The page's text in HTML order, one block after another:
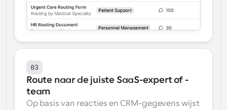
03
Route naar de juiste SaaS-expert of -
team
Op basis van reacties en CRM-gegevens wijst